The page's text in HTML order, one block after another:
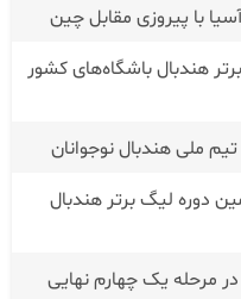
آسیا با پیروزی مقابل چین
هندبال باشگاه‌های کشور
دوره لیگ برتر هندبال
مرحله یک چهارم نهایی